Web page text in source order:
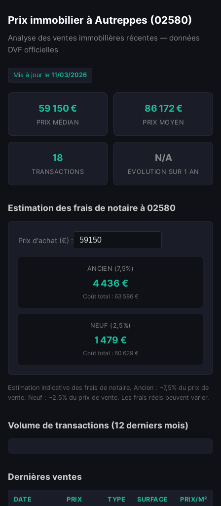
Prix immobilier à Autreppes (02580)
Analyse des ventes immobilières récentes — données
DVF officielles
Mis à jour le 11/03/2026
59 150 €
PRIX MÉDIAN
86 172 €
PRIX MOYEN
18
TRANSACTIONS
N/A
ÉVOLUTION SUR 1 AN
Estimation des frais de notaire à 02580
Prix d'achat (€) :
ANCIEN (7,5%)
4 436 €
Coût total : 63 586 €
NEUF (2,5%)
1 479 €
Coût total : 60 629 €
Estimation indicative des frais de notaire. Ancien : ~7,5% du prix de
vente. Neuf : ~2,5% du prix de vente. Les frais réels peuvent varier.
Volume de transactions (12 derniers mois)
Dernières ventes
DATE PRIX TYPE SURFACE PRIX/M²